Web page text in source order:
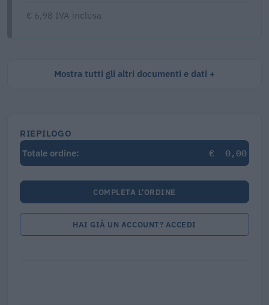
€ 6,98 IVA inclusa
Mostra tutti gli altri documenti e dati
RIEPILOGO
Totale ordine:
€ 0,00
COMPLETA L'ORDINE
HAI GIÀ UN ACCOUNT? ACCEDI